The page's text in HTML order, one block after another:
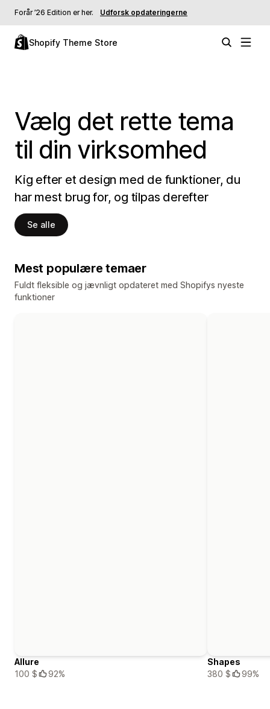
Forår ’26 Edition er her. Udforsk opdateringerne
Shopify Theme Store
Vælg det rette tema
til din virksomhed
Kig efter et design med de funktioner, du
har mest brug for, og tilpas derefter
Se alle
Mest populære temaer
Fuldt fleksible og jævnligt opdateret med Shopifys nyeste
funktioner
Allure
100 $
92%
Shapes
380 $
99%